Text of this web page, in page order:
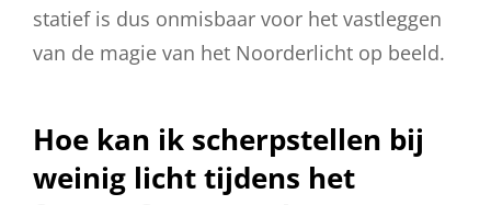
statief is dus onmisbaar voor het vastleggen
van de magie van het Noorderlicht op beeld.
Hoe kan ik scherpstellen bij
weinig licht tijdens het